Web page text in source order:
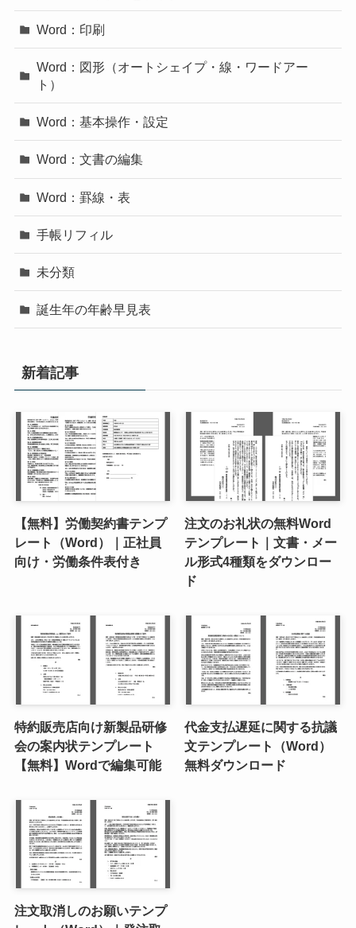
Word：印刷
Word：図形（オートシェイプ・線・ワードアー
ト）
Word：基本操作・設定
Word：文書の編集
Word：罫線・表
手帳リフィル
未分類
誕生年の年齢早見表
新着記事
【無料】労働契約書テンプ
レート（Word）｜正社員
向け・労働条件表付き
注文のお礼状の無料Word
テンプレート｜文書・メー
ル形式4種類をダウンロー
ド
特約販売店向け新製品研修
会の案内状テンプレート
【無料】Wordで編集可能
代金支払遅延に関する抗議
文テンプレート（Word）
無料ダウンロード
注文取消しのお願いテンプ